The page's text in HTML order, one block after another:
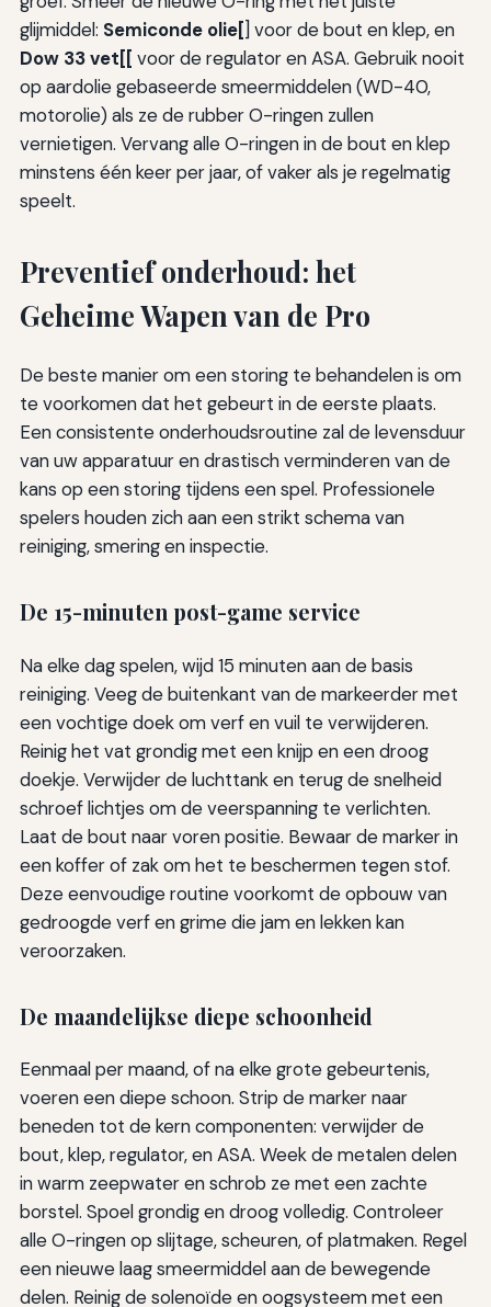
glijmiddel: Semiconde olie[] voor de bout en klep, en
Dow 33 vet[[ voor de regulator en ASA. Gebruik nooit
op aardolie gebaseerde smeermiddelen (WD-40,
motorolie) als ze de rubber O-ringen zullen
vernietigen. Vervang alle O-ringen in de bout en klep
minstens één keer per jaar, of vaker als je regelmatig
speelt.
Preventief onderhoud: het
Geheime Wapen van de Pro
De beste manier om een storing te behandelen is om
te voorkomen dat het gebeurt in de eerste plaats.
Een consistente onderhoudsroutine zal de levensduur
van uw apparatuur en drastisch verminderen van de
kans op een storing tijdens een spel. Professionele
spelers houden zich aan een strikt schema van
reiniging, smering en inspectie.
De 15-minuten post-game service
Na elke dag spelen, wijd 15 minuten aan de basis
reiniging. Veeg de buitenkant van de markeerder met
een vochtige doek om verf en vuil te verwijderen.
Reinig het vat grondig met een knijp en een droog
doekje. Verwijder de luchttank en terug de snelheid
schroef lichtjes om de veerspanning te verlichten.
Laat de bout naar voren positie. Bewaar de marker in
een koffer of zak om het te beschermen tegen stof.
Deze eenvoudige routine voorkomt de opbouw van
gedroogde verf en grime die jam en lekken kan
veroorzaken.
De maandelijkse diepe schoonheid
Eenmaal per maand, of na elke grote gebeurtenis,
voeren een diepe schoon. Strip de marker naar
beneden tot de kern componenten: verwijder de
bout, klep, regulator, en ASA. Week de metalen delen
in warm zeepwater en schrob ze met een zachte
borstel. Spoel grondig en droog volledig. Controleer
alle O-ringen op slijtage, scheuren, of platmaken. Regel
een nieuwe laag smeermiddel aan de bewegende
delen. Reinig de solenoïde en oogsysteem met een